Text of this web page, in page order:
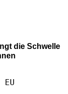
die Schwelle